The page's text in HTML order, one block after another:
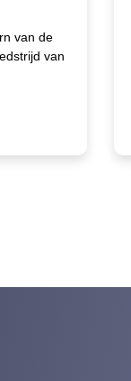
van de
van